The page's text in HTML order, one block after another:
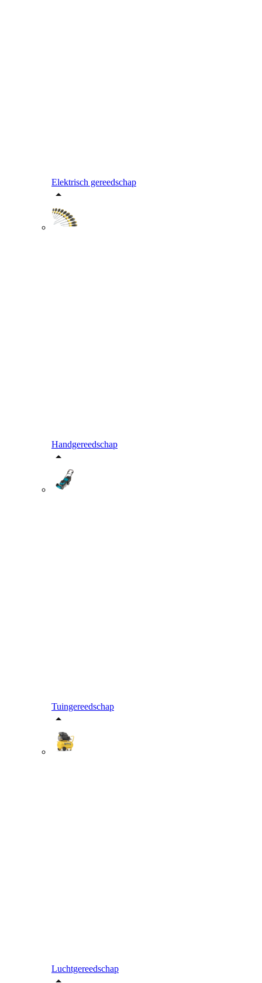
Elektrisch gereedschap
Handgereedschap
Tuingereedschap
Luchtgereedschap